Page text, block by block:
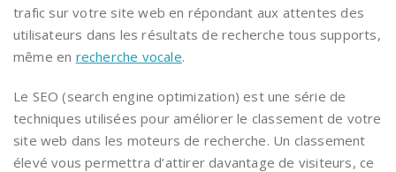
trafic sur votre site web en répondant aux attentes des
utilisateurs dans les résultats de recherche tous supports,
même en recherche vocale.
Le SEO (search engine optimization) est une série de
techniques utilisées pour améliorer le classement de votre
site web dans les moteurs de recherche. Un classement
élevé vous permettra d’attirer davantage de visiteurs, ce